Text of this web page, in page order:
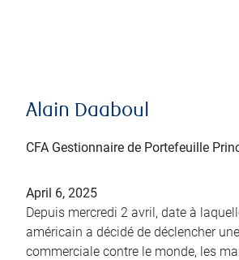
Alain Daaboul
CFA Gestionnaire de Portefeuille
April 6, 2025
Depuis mercredi 2 avril, date à
américain a décidé de déclencher
commerciale contre le monde, les